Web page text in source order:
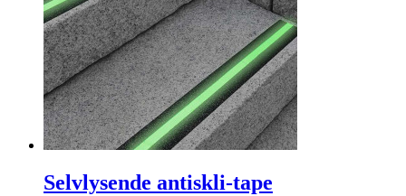
Selvlysende antiskli-tape